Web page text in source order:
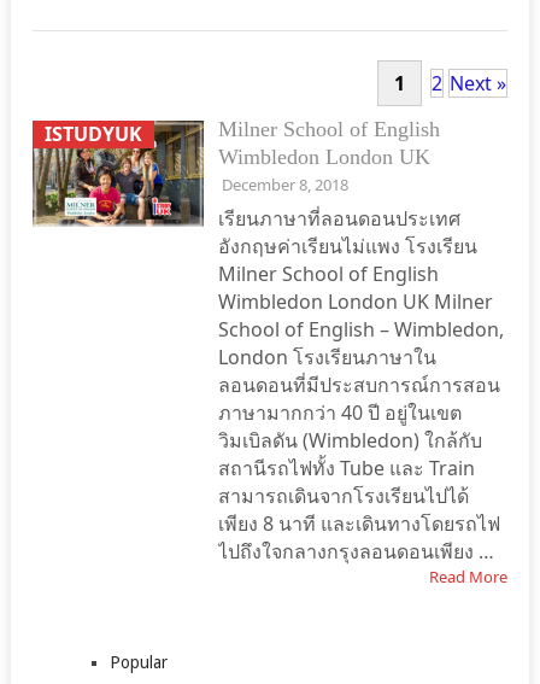
1 2 Next »
ISTUDYUK
Milner School of English
Wimbledon London UK
December 8, 2018
เรียนภาษาที่ลอนดอนประเทศ
อังกฤษค่าเรียนไม่แพง โรงเรียน
Milner School of English
Wimbledon London UK Milner
School of English – Wimbledon,
London โรงเรียนภาษาใน
ลอนดอนที่มีประสบการณ์การสอน
ภาษามากกว่า 40 ปี อยู่ในเขต
วิมเบิลดัน (Wimbledon) ใกล้กับ
สถานีรถไฟทั้ง Tube และ Train
สามารถเดินจากโรงเรียนไปได้
เพียง 8 นาที และเดินทางโดยรถไฟ
ไปถึงใจกลางกรุงลอนดอนเพียง …
Read More
Popular